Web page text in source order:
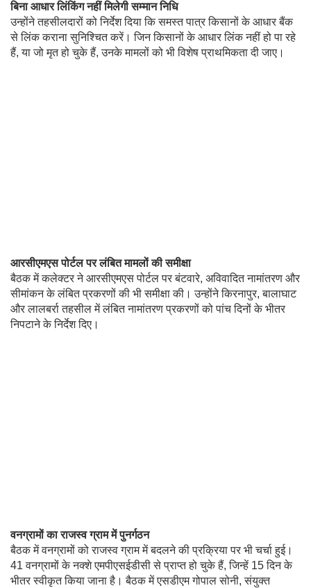
बिना आधार लिंकिंग नहीं मिलेगी सम्मान निधि
उन्होंने तहसीलदारों को निर्देश दिया कि समस्त पात्र किसानों के आधार बैंक
से लिंक कराना सुनिश्चित करें। जिन किसानों के आधार लिंक नहीं हो पा रहे
हैं, या जो मृत हो चुके हैं, उनके मामलों को भी विशेष प्राथमिकता दी जाए।
आरसीएमएस पोर्टल पर लंबित मामलों की समीक्षा
बैठक में कलेक्टर ने आरसीएमएस पोर्टल पर बंटवारे, अविवादित नामांतरण और
सीमांकन के लंबित प्रकरणों की भी समीक्षा की। उन्होंने किरनापुर, बालाघाट
और लालबर्रा तहसील में लंबित नामांतरण प्रकरणों को पांच दिनों के भीतर
निपटाने के निर्देश दिए।
वनग्रामों का राजस्व ग्राम में पुनर्गठन
बैठक में वनग्रामों को राजस्व ग्राम में बदलने की प्रक्रिया पर भी चर्चा हुई।
41 वनग्रामों के नक्शे एमपीएसईडीसी से प्राप्त हो चुके हैं, जिन्हें 15 दिन के
भीतर स्वीकृत किया जाना है। बैठक में एसडीएम गोपाल सोनी, संयुक्त